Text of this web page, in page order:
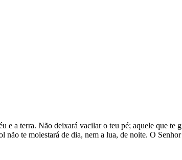
a terra. Não deixará vacilar o teu pé; aquele que te
te molestará de dia, nem a lua, de noite. O